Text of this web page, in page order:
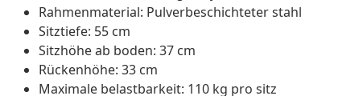
Rahmenmaterial: Pulverbeschichteter stahl
Sitztiefe: 55 cm
Sitzhöhe ab boden: 37 cm
Rückenhöhe: 33 cm
Maximale belastbarkeit: 110 kg pro sitz